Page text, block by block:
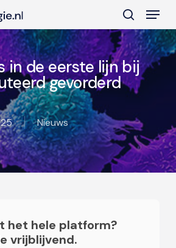
search
Menu
in de eerste lijn bij
gevorderd
Nieuws
het hele platform?
vrijblijvend.
Close
Menu